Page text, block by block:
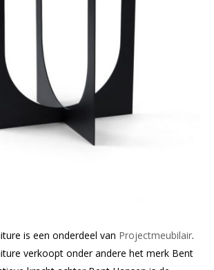
is een onderdeel van Projectmeubilair.
verkoopt onder andere het merk Bent